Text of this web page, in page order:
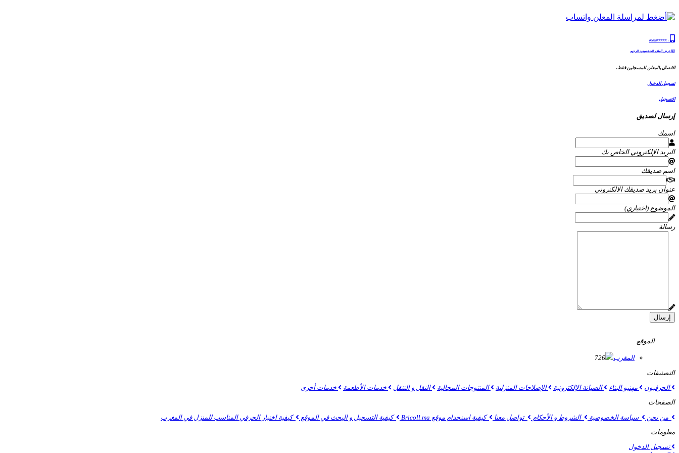
:
06628XXXXX
عرض الملف الشخصيعبد الرحيم
الاتصال بالمعلن للمسجلين فقط.
تسجيل الدخول
التسجيل
إرسال لصديق
اسمك
البريد الإلكتروني الخاص بك
اسم صديقك
عنوان بريد صديقك الالكتروني
الموضوع (اختياري)
رسالة
إرسال
الموقع
المغرب
726
التصنيفات
الحرفيون
مهنيو البناء الصيانة الإلكترونية الإصلاحات المنزلية المنتوجات المجالية النقل و التنقل خدمات الأطعمة
خدمات أخرى
الصفحات
من نحن
سياسة الخصوصية الشروط و الأحكام تواصل معنا كيفية استخدام موقع Bricoll.ma كيفية التسجيل و البحث في الموقع
كيفية اختيار الحرفي المناسب للمنزل في المغرب
معلومات
تسجيل الدخول